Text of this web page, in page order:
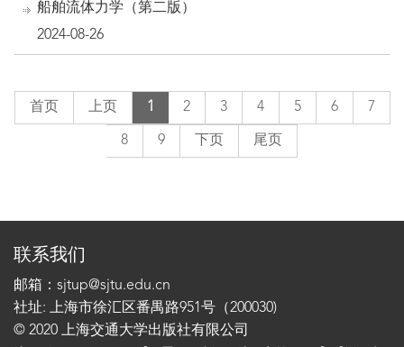
船舶流体力学（第二版）
2024-08-26
首页 上页 1 2 3 4 5 6 7
8 9 下页 尾页
联系我们
邮箱：sjtup@sjtu.edu.cn
社址: 上海市徐汇区番禺路951号（200030)
© 2020 上海交通大学出版社有限公司